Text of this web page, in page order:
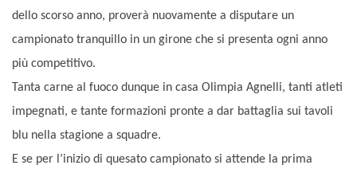
dello scorso anno, proverà nuovamente a disputare un
campionato tranquillo in un girone che si presenta ogni anno
più competitivo.
Tanta carne al fuoco dunque in casa Olimpia Agnelli, tanti atleti
impegnati, e tante formazioni pronte a dar battaglia sui tavoli
blu nella stagione a squadre.
E se per l’inizio di quesato campionato si attende la prima